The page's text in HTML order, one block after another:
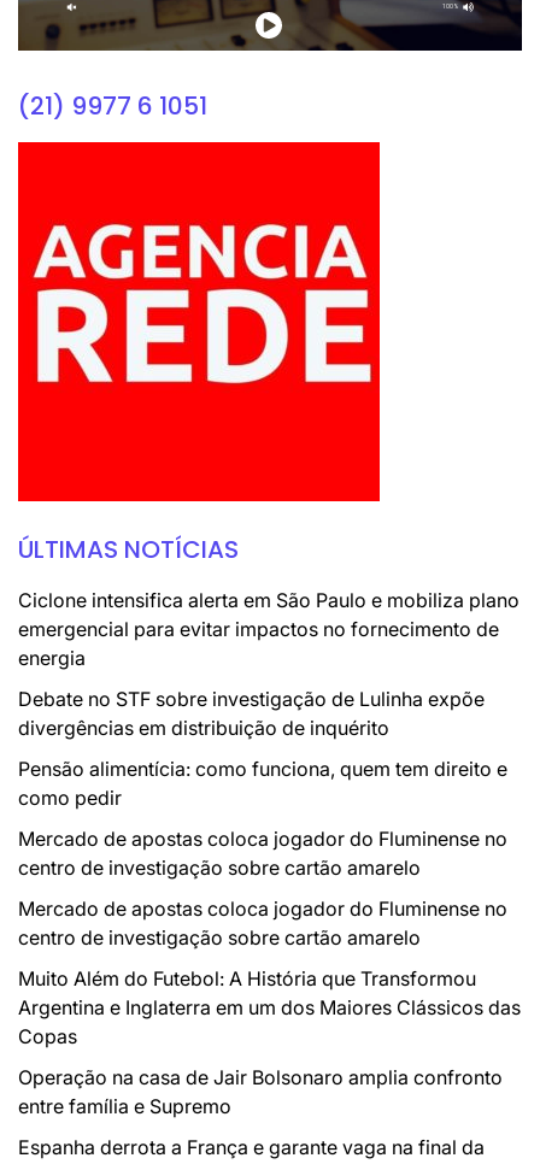
(21) 9977 6 1051
ÚLTIMAS NOTÍCIAS
Ciclone intensifica alerta em São Paulo e mobiliza plano
emergencial para evitar impactos no fornecimento de
energia
Debate no STF sobre investigação de Lulinha expõe
divergências em distribuição de inquérito
Pensão alimentícia: como funciona, quem tem direito e
como pedir
Mercado de apostas coloca jogador do Fluminense no
centro de investigação sobre cartão amarelo
Mercado de apostas coloca jogador do Fluminense no
centro de investigação sobre cartão amarelo
Muito Além do Futebol: A História que Transformou
Argentina e Inglaterra em um dos Maiores Clássicos das
Copas
Operação na casa de Jair Bolsonaro amplia confronto
entre família e Supremo
Espanha derrota a França e garante vaga na final da